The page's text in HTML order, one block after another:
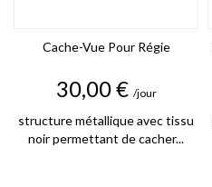
Cache-Vue Pour Régie
Prix
30,00 € /jour
structure métallique avec tissu
noir permettant de cacher...